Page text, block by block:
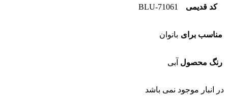
کد قدیمی 71061-BLU
مناسب برای بانوان
رنگ محصول آبی
در انبار موجود نمی باشد